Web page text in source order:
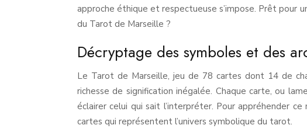
approche éthique et respectueuse s’impose. Prêt pour
du Tarot de Marseille ?
Décryptage des symboles et des
Le Tarot de Marseille, jeu de 78 cartes dont 14 de
richesse de signification inégalée. Chaque carte, ou
éclairer celui qui sait l’interpréter. Pour appréhender
cartes qui représentent l’univers symbolique du tarot.